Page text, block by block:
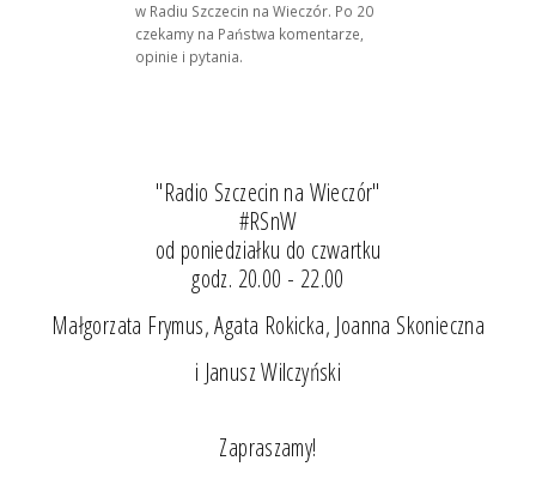
w Radiu Szczecin na Wieczór. Po 20
czekamy na Państwa komentarze,
opinie i pytania.
"Radio Szczecin na Wieczór"
#RSnW
od poniedziałku do czwartku
godz. 20.00 - 22.00
Małgorzata Frymus, Agata Rokicka, Joanna Skonieczna
i Janusz Wilczyński
Zapraszamy!